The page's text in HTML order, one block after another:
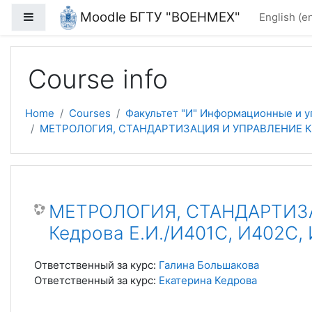
Skip to main content
Side panelMoodle БГТУ "ВОЕНМЕХ" English
Course info
Home Courses Факультет "И" Информационные и
МЕТРОЛОГИЯ, СТАНДАРТИЗАЦИЯ И УПРАВЛЕНИЕ
МЕТРОЛОГИЯ,
Кедрова Е.И./И401С, И402С,
Ответственный за курс: Галина Большакова
Ответственный за курс: Екатерина Кедрова